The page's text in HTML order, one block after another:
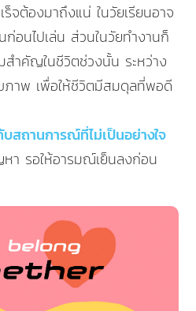
ร็จต้องมาถึงแน่ ในวัยเรียนอาจ
ก่อนไปเล่น ส่วนในวัยทำงานก็
สำคัญในชีวิตช่วงนั้น ระหว่าง
ภาพ เพื่อให้ชีวิตมีสมดุลที่พอดี
สถานการณ์ที่ไม่เป็นอย่างใจ
รอให้อารมณ์เย็นลงก่อน